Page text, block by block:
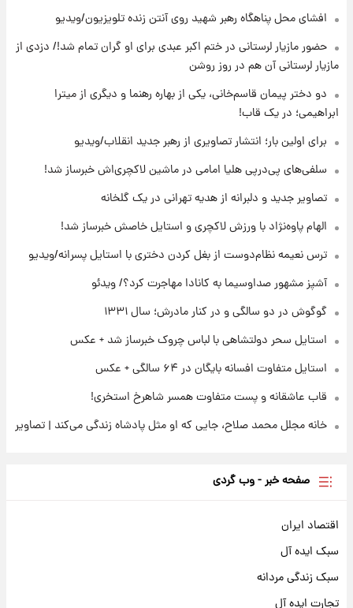
۱۹ ساعت پیش
برای اولین بار؛ انتشار تصاویری از رهبر جدید
انقلاب/ویدیو
تصاویر عمامه بستن به شیوه خاتمی/ویدیو
۲۲ ساعت پیش
افشای محل پناهگاه‌ رهبر شهید روی آنتن زنده
تلویزیون/ویدیو
۲۳ ساعت پیش
ثریا اسفندیاری بعد از طلاق و در دیدار با گروه
افشای محل پناهگاه‌ رهبر شهید روی آنتن زنده تلویزیون/ویدیو
حضور مازیار لرستانی در ختم اکبر عبدی برای او گران تمام شد!/ دزدی از
مازیار لرستانی آن هم در روز روشن
دو دختر پیمان قاسم‌خانی، یکی از بهاره رهنما و دیگری از میترا
ابراهیمی؛ در یک قاب!
برای اولین بار؛ انتشار تصاویری از رهبر جدید انقلاب/ویدیو
سلفی‌های پی‌درپی هلیا امامی در ماشین لاکچری‌اش خبرساز شد!
تصاویر جدید و دلبرانه از هدیه تهرانی در یک گلخانه
الهام پاوه‌نژاد با ورزش لاکچری و استایل خاصش خبرساز شد!
ترس نعیمه نظام‌دوست از بغل کردن دختری با استایل پسرانه/ویدیو
آشپز مشهور صداوسیما به کانادا مهاجرت کرد؟/ ویدئو
گوگوش در دو سالگی و در کنار مادرش؛ سال ۱۳۳۱
استایل سحر دولتشاهی با لباس چروک خبرساز شد + عکس
استایل متفاوت افسانه بایگان در ۶۴ سالگی + عکس
قاب عاشقانه و پست متفاوت همسر شاهرخ استخری!
خانه مجلل محمد صلاح، جایی که او مثل پادشاه زندگی می‌کند | تصاویر
صفحه خبر - وب گردی
اقتصاد ایران
سبک ایده آل
سبک زندگی مردانه
تجارت ایده آل